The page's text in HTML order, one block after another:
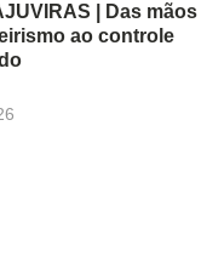
| Das mãos
ao controle